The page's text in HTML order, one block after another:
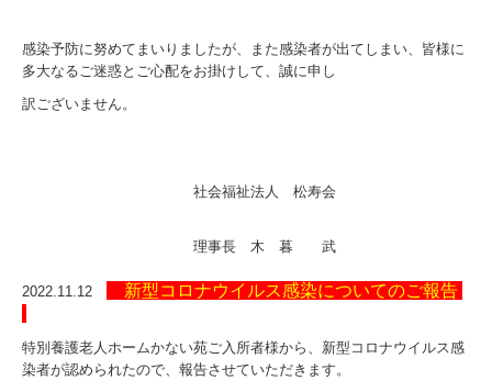
感染予防に努めてまいりましたが、また感染者が出てしまい、皆様に
多大なるご迷惑とご心配をお掛けして、誠に申し
訳ございません。
社会福祉法人 松寿会
理事長 木 暮 武
2022.11.12 新型コロナウイルス感染についてのご報告
特別養護老人ホームかない苑ご入所者様から、新型コロナウイルス感
染者が認められたので、報告させていただきます。